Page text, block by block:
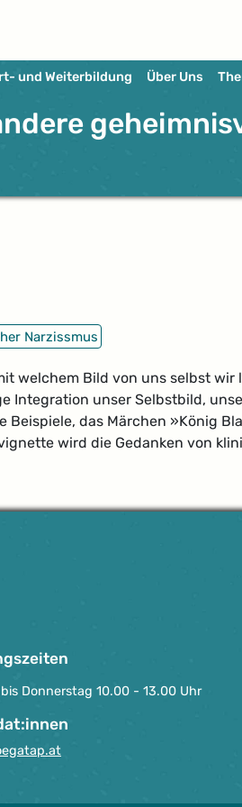
und Weiterbildung Über Uns
Narzissmus
welchem Bild von uns selbst
Integration unser Selbstbild,
das Märchen »König
wird die Gedanken von
Donnerstag 10.00 - 13.00 Uhr